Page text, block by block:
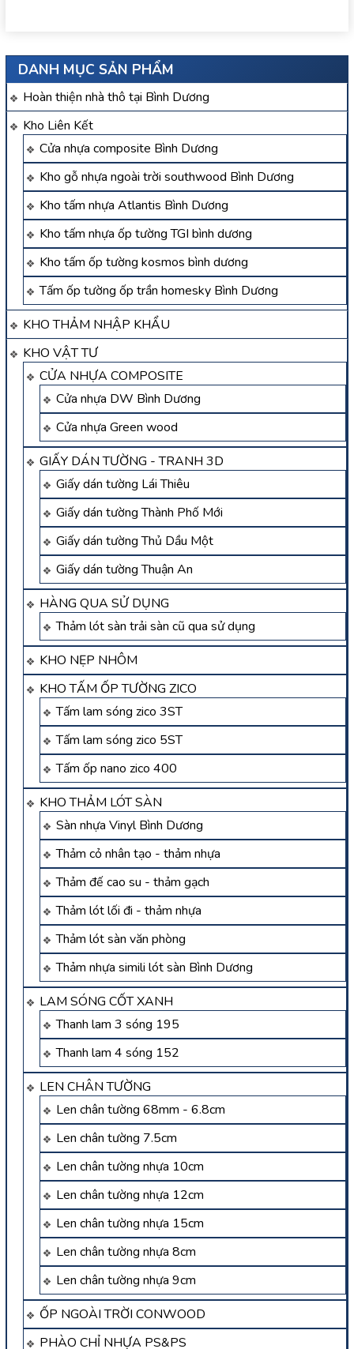
DANH MỤC SẢN PHẨM
Hoàn thiện nhà thô tại Bình Dương
Kho Liên Kết
Cửa nhựa composite Bình Dương
Kho gỗ nhựa ngoài trời southwood Bình Dương
Kho tấm nhựa Atlantis Bình Dương
Kho tấm nhựa ốp tường TGI bình dương
Kho tấm ốp tường kosmos bình dương
Tấm ốp tường ốp trần homesky Bình Dương
KHO THẢM NHẬP KHẨU
KHO VẬT TƯ
CỬA NHỰA COMPOSITE
Cửa nhựa DW Bình Dương
Cửa nhựa Green wood
GIẤY DÁN TƯỜNG - TRANH 3D
Giấy dán tường Lái Thiêu
Giấy dán tường Thành Phố Mới
Giấy dán tường Thủ Dầu Một
Giấy dán tường Thuận An
HÀNG QUA SỬ DỤNG
Thảm lót sàn trải sàn cũ qua sử dụng
KHO NẸP NHÔM
KHO TẤM ỐP TƯỜNG ZICO
Tấm lam sóng zico 3ST
Tấm lam sóng zico 5ST
Tấm ốp nano zico 400
KHO THẢM LÓT SÀN
Sàn nhựa Vinyl Bình Dương
Thảm cỏ nhân tạo - thảm nhựa
Thảm đế cao su - thảm gạch
Thảm lót lối đi - thảm nhựa
Thảm lót sàn văn phòng
Thảm nhựa simili lót sàn Bình Dương
LAM SÓNG CỐT XANH
Thanh lam 3 sóng 195
Thanh lam 4 sóng 152
LEN CHÂN TƯỜNG
Len chân tường 68mm - 6.8cm
Len chân tường 7.5cm
Len chân tường nhựa 10cm
Len chân tường nhựa 12cm
Len chân tường nhựa 15cm
Len chân tường nhựa 8cm
Len chân tường nhựa 9cm
ỐP NGOÀI TRỜI CONWOOD
PHÀO CHỈ NHỰA PS&PS